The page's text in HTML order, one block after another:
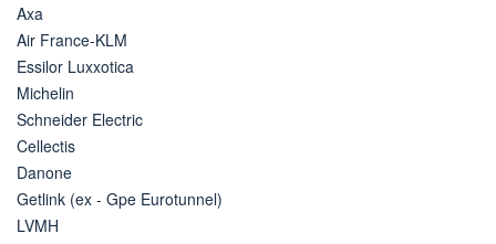
ÉCHANGE
07.08.26 / 15:35:19
-
Axa
Air France-KLM
Essilor Luxxotica
Michelin
Schneider Electric
Cellectis
Danone
Getlink (ex - Gpe Eurotunnel)
LVMH